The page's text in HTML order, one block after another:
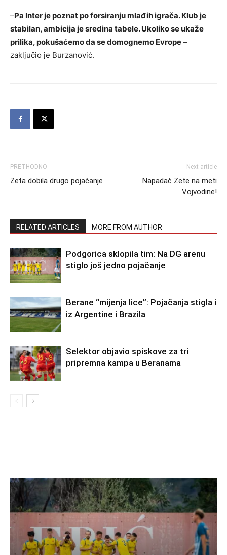
–Pa Inter je poznat po forsiranju mlađih igrača. Klub je
stabilan, ambicija je sredina tabele. Ukoliko se ukaže
prilika, pokušaćemo da se domognemo Evrope –
zaključio je Burzanović.
PRETHODNO
Zeta dobila drugo pojačanje
Next article
Napadač Zete na meti
Vojvodine!
RELATED ARTICLES MORE FROM AUTHOR
Podgorica sklopila tim: Na DG arenu
stiglo još jedno pojačanje
Berane “mijenja lice”: Pojačanja stigla i
iz Argentine i Brazila
Selektor objavio spiskove za tri
pripremna kampa u Beranama